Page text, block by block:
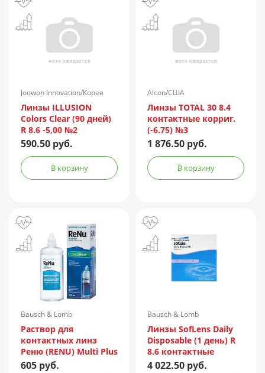
Joowon Innovation/Корея
Линзы ILLUSION
Colors Clear (90 дней)
R 8.6 -5,00 №2
590.50 руб.
В корзину
Alcon/США
Линзы TOTAL 30 8.4
контактные корриг.
(-6.75) №3
1 876.50 руб.
В корзину
Bausch & Lomb
Incorporated/Италия
Раствор для
контактных линз
Реню (RENU) Multi Plus
360мл + контейнер
605 руб.
Bausch & Lomb
Линзы SofLens Daily
Disposable (1 день) R
8.6 контактные
мягкие корриг. -1,50
4 022.50 руб.